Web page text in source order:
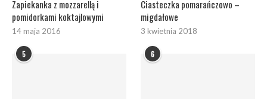
Zapiekanka z mozzarellą i
pomidorkami koktajlowymi
14 maja 2016
Ciasteczka pomarańczowo –
migdałowe
3 kwietnia 2018
5 6